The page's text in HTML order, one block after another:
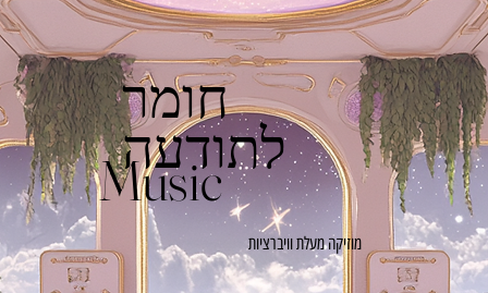
חומר
לתודעה
Music
מוזיקה מעלת וויברציות